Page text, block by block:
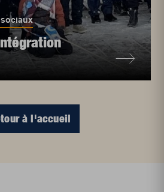
à l'accueil